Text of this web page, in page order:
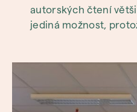
autorských čtení
jediná možnost,